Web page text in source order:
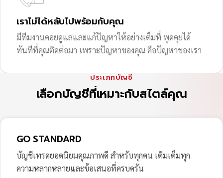
เราไม่ได้หลับไปพร้อมกับคุณ
มีทีมงานคอยดูแลและแก้ปัญหาให้อย่างเต็มที่ พูดคุยได้
ทันทีที่คุณติดต่อมา เพราะปัญหาของคุณ คือปัญหาของเรา
ประเภทบัญชี
เลือกบัญชีที่เหมาะกับสไตล์คุณ
GO STANDARD
บัญชีเทรดยอดนิยมคุณภาพดี สำหรับทุกคน เติมเต็มทุก
ความหลากหลายและข้อเสนอที่ครบครัน